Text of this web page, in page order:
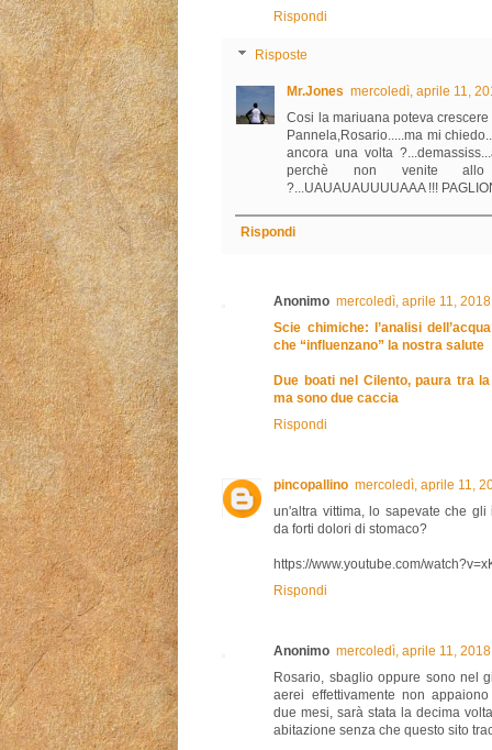
Rispondi
Risposte
Mr.Jones mercoledì, aprile 11,
Cosi la mariuana poteva
Pannela,Rosario.....ma mi
ancora una volta
perchè non venite
?...UAUAUAUUUUAAA !!!
Rispondi
Anonimo mercoledì, aprile 11,
Scie chimiche: l’analisi
che “influenzano” la nostra salute
Due boati nel Cilento, paura tra
ma sono due caccia
Rispondi
pincopallino mercoledì, aprile 11,
un'altra vittima, lo sapevate che
da forti dolori di stomaco?
https://www.youtube.com/
Rispondi
Anonimo mercoledì, aprile 11,
Rosario, sbaglio oppure sono nel
aerei effettivamente non
due mesi, sarà stata la decima
abitazione senza che questo sito